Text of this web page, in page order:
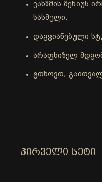
ვახშმის მენიუს
სასმელი.
დაგვიანებული
არაფხიზელ
გთხოვთ,
ᲞᲘᲠᲕᲔᲚᲘ ᲡᲔᲢᲘ